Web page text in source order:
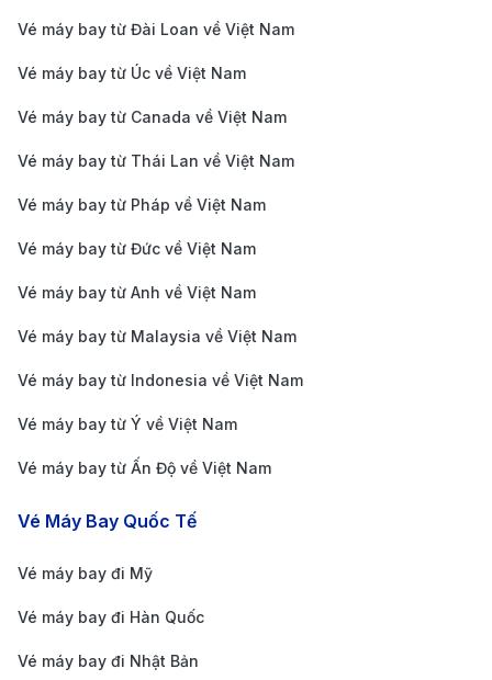
hưởng chuyến bay thoải mái.
Cathay Pacific:Hãng hàng không Hong Kong kết
nối Việt Nam – Vancouver với điểm quá cảnh tại
tranh, Cathay Pacific là lựa chọn phổ biến của
nhiều hành khách.
Qatar Airways & Emirates:
Trung Đông uy tín khai thác hành trình đến
Dubai. Đây là lựa chọn cho những ai mong muốn
dịch vụ sang trọng, tiện ích cao cấp và trải nghiệm
thoải mái trên chuyến bay dài.
Hãng bay
Tần suất
Vietnam Airlines
Air Canada
Vé máy bay từ Đài Loan về Việt Nam
Vé máy bay từ Úc về Việt Nam
Vé máy bay từ Canada về Việt Nam
Vé máy bay từ Thái Lan về Việt Nam
Vé máy bay từ Pháp về Việt Nam
Vé máy bay từ Đức về Việt Nam
Vé máy bay từ Anh về Việt Nam
Vé máy bay từ Malaysia về Việt Nam
Vé máy bay từ Indonesia về Việt Nam
Vé máy bay từ Ý về Việt Nam
Vé máy bay từ Ấn Độ về Việt Nam
Vé Máy Bay Quốc Tế
Vé máy bay đi Mỹ
Vé máy bay đi Hàn Quốc
Vé máy bay đi Nhật Bản